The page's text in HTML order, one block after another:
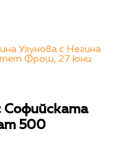
Узунова с Негина
Фрош, 27 юни
Софийската
500